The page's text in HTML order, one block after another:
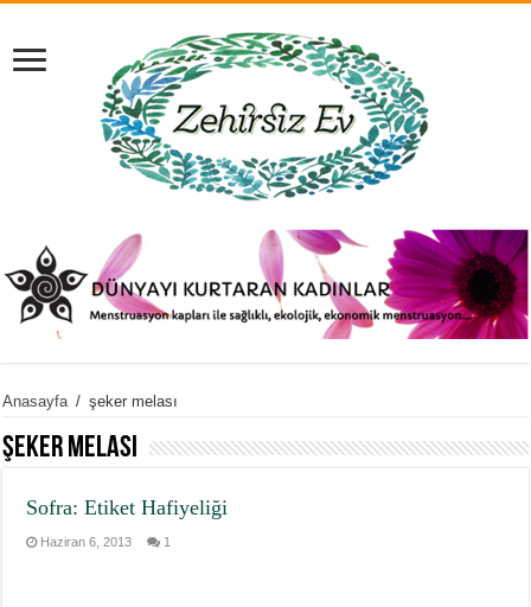
Anasayfa / şeker melası
şeker melası
Sofra: Etiket Hafiyeliği
Haziran 6, 2013 1